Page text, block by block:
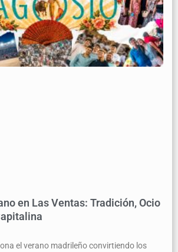
en Las Ventas: Tradición, Ocio
el verano madrileño convirtiendo los